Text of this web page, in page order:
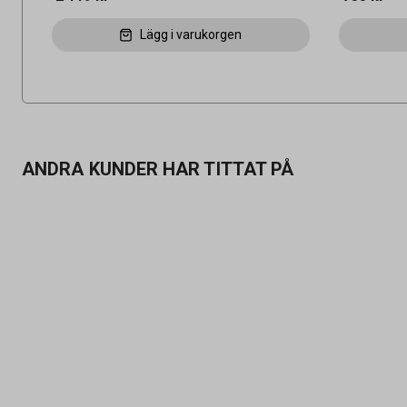
Lägg i varukorgen
ANDRA KUNDER HAR TITTAT PÅ